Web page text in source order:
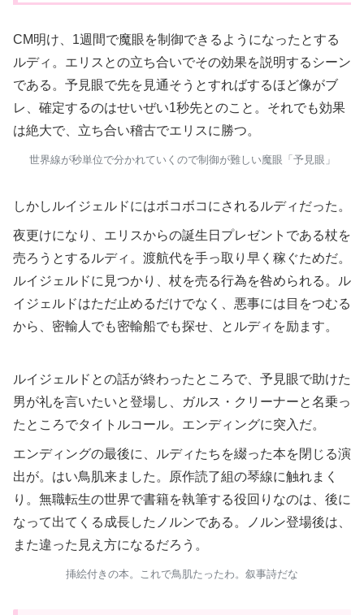
CM明け、1週間で魔眼を制御できるようになったとする
ルディ。エリスとの立ち合いでその効果を説明するシーン
である。予見眼で先を見通そうとすればするほど像がブ
レ、確定するのはせいぜい1秒先とのこと。それでも効果
は絶大で、立ち合い稽古でエリスに勝つ。
世界線が秒単位で分かれていくので制御が難しい魔眼「予見眼」
しかしルイジェルドにはボコボコにされるルディだった。
夜更けになり、エリスからの誕生日プレゼントである杖を
売ろうとするルディ。渡航代を手っ取り早く稼ぐためだ。
ルイジェルドに見つかり、杖を売る行為を咎められる。ル
イジェルドはただ止めるだけでなく、悪事には目をつむる
から、密輸人でも密輸船でも探せ、とルディを励ます。
ルイジェルドとの話が終わったところで、予見眼で助けた
男が礼を言いたいと登場し、ガルス・クリーナーと名乗っ
たところでタイトルコール。エンディングに突入だ。
エンディングの最後に、ルディたちを綴った本を閉じる演
出が。はい鳥肌来ました。原作読了組の琴線に触れまく
り。無職転生の世界で書籍を執筆する役回りなのは、後に
なって出てくる成長したノルンである。ノルン登場後は、
また違った見え方になるだろう。
挿絵付きの本。これで鳥肌たったわ。叙事詩だな